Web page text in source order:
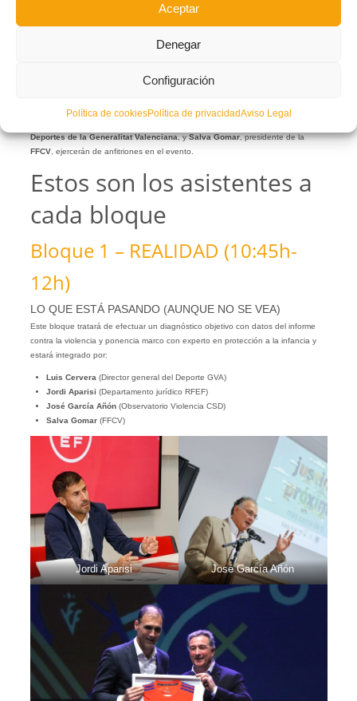
Aceptar
Denegar
Configuración
Política de cookiesPolítica de privacidadAviso Legal
Una publicación compartida de FFCV (@ffcv_info)
expertos en el tema de la violencia en el deporte como
Deportes de la Generalitat Valenciana, ySalva Gomar, presidente de la
FFCV, ejercerán de anfitriones en el evento.
Estos son los asistentes a
cada bloque
Bloque 1 – REALIDAD (10:45h-
12h)
LO QUE ESTÁ PASANDO (AUNQUE NO SE VEA)
Este bloque tratará de efectuar un diagnóstico objetivo con datos del informe
contra la violencia y ponencia marco con experto en protección a la infancia y
estará integrado por:
Luis Cervera (Director general del Deporte GVA)
Jordi Aparisi (Departamento jurídico RFEF)
José García Añón(Observatorio Violencia CSD)
Salva Gomar(FFCV)
Jordi Aparisi José García Añón